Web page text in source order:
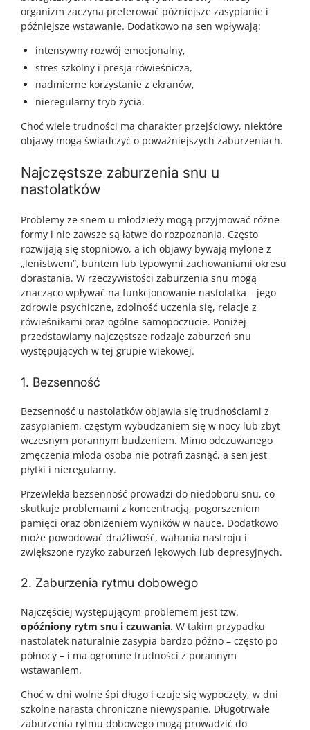
organizm zaczyna preferować późniejsze zasypianie i
późniejsze wstawanie. Dodatkowo na sen wpływają:
intensywny rozwój emocjonalny,
stres szkolny i presja rówieśnicza,
nadmierne korzystanie z ekranów,
nieregularny tryb życia.
Choć wiele trudności ma charakter przejściowy, niektóre
objawy mogą świadczyć o poważniejszych zaburzeniach.
Najczęstsze zaburzenia snu u
nastolatków
Problemy ze snem u młodzieży mogą przyjmować różne
formy i nie zawsze są łatwe do rozpoznania. Często
rozwijają się stopniowo, a ich objawy bywają mylone z
„lenistwem”, buntem lub typowymi zachowaniami okresu
dorastania. W rzeczywistości zaburzenia snu mogą
znacząco wpływać na funkcjonowanie nastolatka – jego
zdrowie psychiczne, zdolność uczenia się, relacje z
rówieśnikami oraz ogólne samopoczucie. Poniżej
przedstawiamy najczęstsze rodzaje zaburzeń snu
występujących w tej grupie wiekowej.
1. Bezsenność
Bezsenność u nastolatków objawia się trudnościami z
zasypianiem, częstym wybudzaniem się w nocy lub zbyt
wczesnym porannym budzeniem. Mimo odczuwanego
zmęczenia młoda osoba nie potrafi zasnąć, a sen jest
płytki i nieregularny.
Przewlekła bezsenność prowadzi do niedoboru snu, co
skutkuje problemami z koncentracją, pogorszeniem
pamięci oraz obniżeniem wyników w nauce. Dodatkowo
może powodować drażliwość, wahania nastroju i
zwiększone ryzyko zaburzeń lękowych lub depresyjnych.
2. Zaburzenia rytmu dobowego
Najczęściej występującym problemem jest tzw.
opóźniony rytm snu i czuwania. W takim przypadku
nastolatek naturalnie zasypia bardzo późno – często po
północy – i ma ogromne trudności z porannym
wstawaniem.
Choć w dni wolne śpi długo i czuje się wypoczęty, w dni
szkolne narasta chroniczne niewyspanie. Długotrwałe
zaburzenia rytmu dobowego mogą prowadzić do